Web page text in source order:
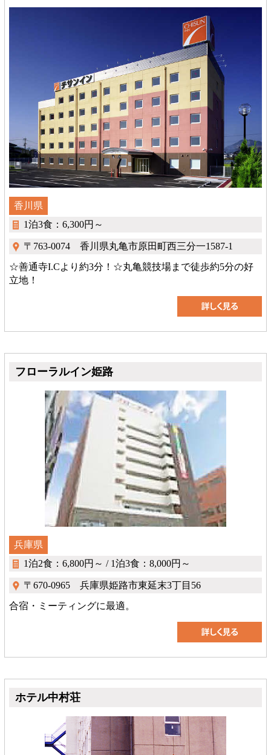
香川県
1泊3食：6,300円～
〒763-0074 香川県丸亀市原田町西三分一1587-1
☆善通寺I.Cより約3分！☆丸亀競技場まで徒歩約5分の好
立地！
フローラルイン姫路
兵庫県
1泊2食：6,800円～ / 1泊3食：8,000円～
〒670-0965 兵庫県姫路市東延末3丁目56
合宿・ミーティングに最適。
ホテル中村荘